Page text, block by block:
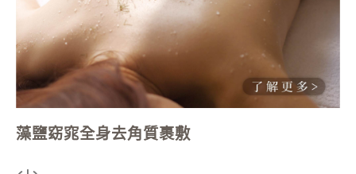
藻鹽窈窕全身去角質裹敷